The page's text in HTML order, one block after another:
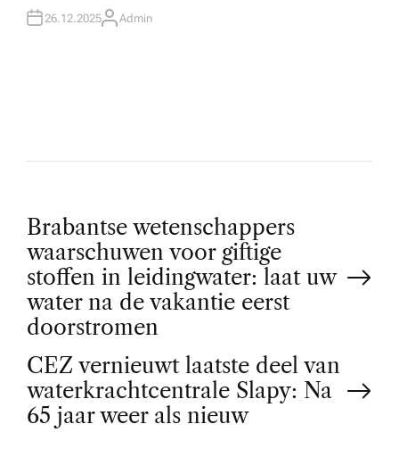
26.12.2025A
Admin
P
o
s
t
n
Brabantse wetenschappers
waarschuwen voor giftige
stoffen in leidingwater: laat uw
water na de vakantie eerst
doorstromen
CEZ vernieuwt laatste deel van
waterkrachtcentrale Slapy: Na
65 jaar weer als nieuw